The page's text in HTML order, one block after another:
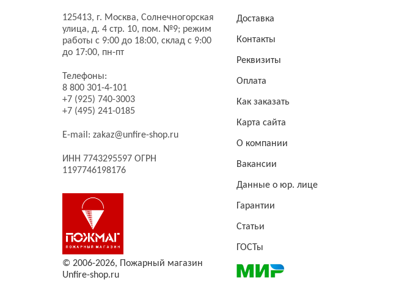
125413, г. Москва, Солнечногорская
улица, д. 4 стр. 10, пом. №9; режим
работы с 9:00 до 18:00, склад с 9:00
до 17:00, пн-пт
Телефоны:
8 800 301-4-101
+7 (925) 740-3003
+7 (495) 241-0185
E-mail: zakaz@unfire-shop.ru
ИНН 7743295597 ОГРН
1197746198176
© 2006-2026,
Пожарный магазин
Unfire-shop.ru
Доставка
Контакты
Реквизиты
Оплата
Как заказать
Карта сайта
О компании
Вакансии
Данные о юр. лице
Гарантии
Статьи
ГОСТы